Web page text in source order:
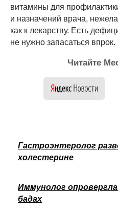
витамины для
и назначений врача,
как к лекарству. Есть
не нужно запасаться впрок.
Читайте
Гастроэнтеролог
холестерине
Иммунолог
бадах